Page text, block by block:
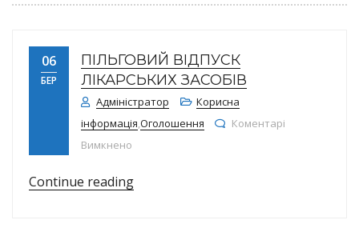
06
БЕР
ПІЛЬГОВИЙ ВІДПУСК
ЛІКАРСЬКИХ ЗАСОБІВ
Адміністратор
Корисна
інформація Оголошення
Коментарі
Вимкнено
Continue reading“ПІЛЬГОВИЙ ВІДПУСК ЛІКАРСЬКИХ